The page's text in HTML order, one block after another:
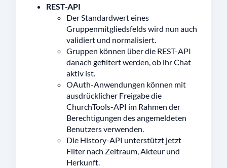
REST-API
Der Standardwert eines
Gruppenmitgliedsfelds wird nun auch
validiert und normalisiert.
Gruppen können über die REST-API
danach gefiltert werden, ob ihr Chat
aktiv ist.
OAuth-Anwendungen können mit
ausdrücklicher Freigabe die
ChurchTools-API im Rahmen der
Berechtigungen des angemeldeten
Benutzers verwenden.
Die History-API unterstützt jetzt
Filter nach Zeitraum, Akteur und
Herkunft.